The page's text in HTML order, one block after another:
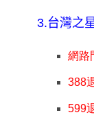
3.台灣之
網路
388
599